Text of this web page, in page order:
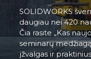
SOLIDWORKS
daugiau nei 420
Čia rasite „Kas
seminarų
įžvalgas ir